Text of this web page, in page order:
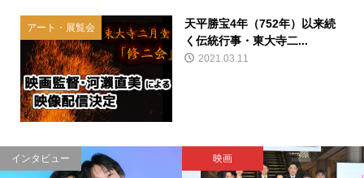
アート・展覧会
天平勝宝4年（752年）以来続
く伝統行事・東大寺二...
2021.03.11
インタビュー 映画